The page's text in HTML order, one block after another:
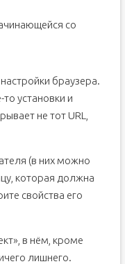
со
браузера.
установки и
не тот URL,
(в них можно
которая должна
свойства его
в нём, кроме
лишнего.